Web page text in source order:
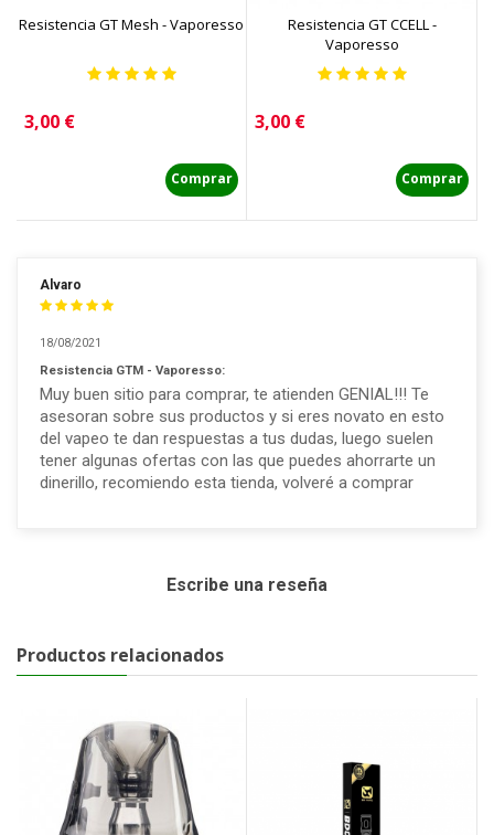
Resistencia GT Mesh - Vaporesso
Precio
3,00 €
Comprar
Resistencia GT CCELL -
Vaporesso
Precio
3,00 €
Comprar
Alvaro
18/08/2021
Resistencia GTM - Vaporesso:
Muy buen sitio para comprar, te atienden GENIAL!!! Te
asesoran sobre sus productos y si eres novato en esto
del vapeo te dan respuestas a tus dudas, luego suelen
tener algunas ofertas con las que puedes ahorrarte un
dinerillo, recomiendo esta tienda, volveré a comprar
Escribe una reseña
Productos relacionados